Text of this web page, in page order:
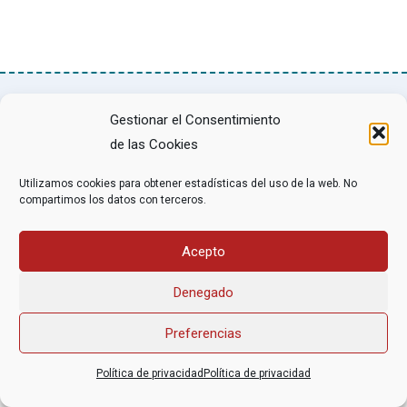
Gestionar el Consentimiento
de las Cookies
Utilizamos cookies para obtener estadísticas del uso de la web. No
compartimos los datos con terceros.
Acepto
Denegado
Preferencias
Política de privacidad Política de privacidad
Asociación Federal Derecho a Morir Dignamente (DMD)
informacion@derechoamorir.org